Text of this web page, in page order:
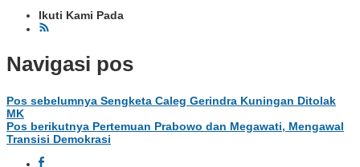
Ikuti Kami Pada
Navigasi pos
Pos sebelumnya Sengketa Caleg Gerindra Kuningan Ditolak
MK
Pos berikutnya Pertemuan Prabowo dan Megawati, Mengawal
Transisi Demokrasi